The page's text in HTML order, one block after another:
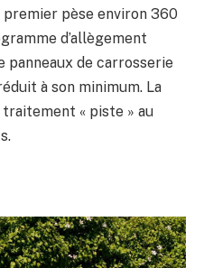
pèse environ 360
d’allègement
panneaux de carrosserie
à son minimum. La
traitement « piste » au